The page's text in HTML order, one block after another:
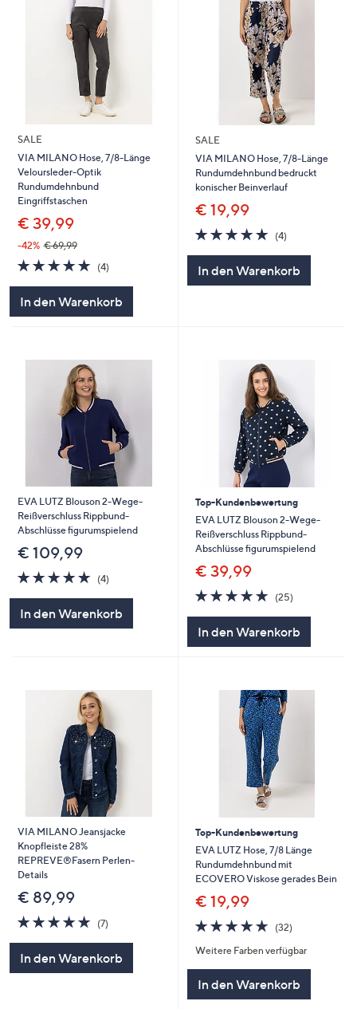
SALE
VIA MILANO Hose, 7/8-Länge
Veloursleder-Optik
Rundumdehnbund
Eingriffstaschen
€ 39,99
-42% € 69,99
5.0
von
5
(4)
In den Warenkorb
SALE
VIA MILANO Hose, 7/8-Länge
Rundumdehnbund bedruckt
konischer Beinverlauf
€ 19,99
5.0
von
5
(4)
In den Warenkorb
EVA LUTZ Blouson 2-Wege-
Reißverschluss Rippbund-
Abschlüsse figurumspielend
€ 109,99
4.8
von
(4)
In den Warenkorb
Top-Kundenbewertung
EVA LUTZ Blouson 2-Wege-
Reißverschluss Rippbund-
Abschlüsse figurumspielend
€ 39,99
4.7
von
(25)
In den Warenkorb
VIA MILANO Jeansjacke
Knopfleiste 28%
REPREVE®Fasern Perlen-
Details
€ 89,99
4.7
von
(7)
In den Warenkorb
Top-Kundenbewertung
EVA LUTZ Hose, 7/8 Länge
Rundumdehnbund mit
ECOVERO Viskose gerades Bein
€ 19,99
4.7
von
5
(32)
Weitere Farben verfügbar
In den Warenkorb